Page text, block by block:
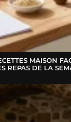
MAISON
REPAS DE LA